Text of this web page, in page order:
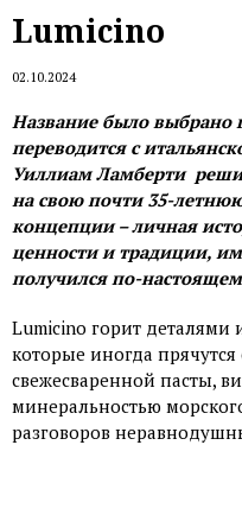
Lumicino
02.10.2024
Название было
переводится с
Уиллиам Ламберти
на свою почти 35-
концепции – личная
ценности и традиции,
получился по-
Lumicino горит
которые иногда
свежесваренной пасты,
минеральностью
разговоров